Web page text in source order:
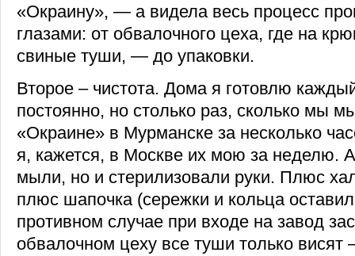
«Окраину», — а видела весь процесс
глазами: от обвалочного цеха, где на
свиные туши, — до упаковки.
Второе – чистота. Дома я готовлю
постоянно, но столько раз, сколько мы
«Окраине» в Мурманске за несколько
я, кажется, в Москве их мою за неделю.
мыли, но и стерилизовали руки. Плюс
плюс шапочка (сережки и кольца
противном случае при входе на завод
обвалочном цеху все туши только висят